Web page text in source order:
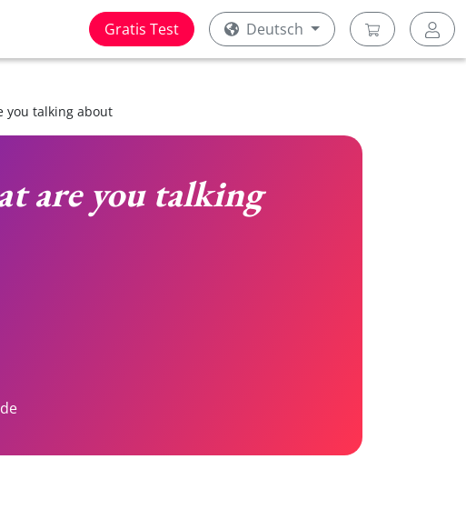
Gratis Test Deutsch
you talking about
are you talking